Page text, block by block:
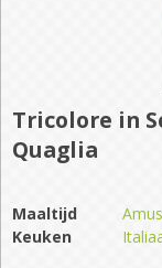
Tricolore in
Quaglia
Maaltijd
Keuken